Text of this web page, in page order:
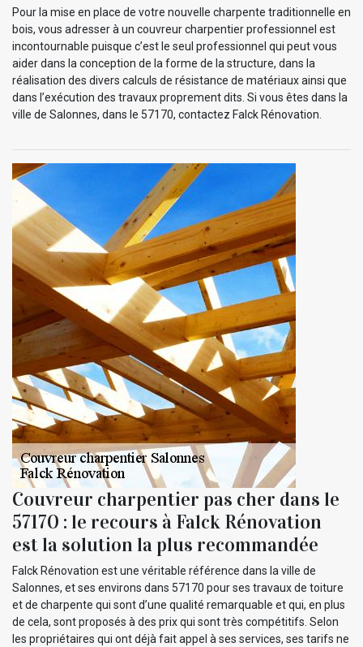
Pour la mise en place de votre nouvelle charpente traditionnelle en
bois, vous adresser à un couvreur charpentier professionnel est
incontournable puisque c’est le seul professionnel qui peut vous
aider dans la conception de la forme de la structure, dans la
réalisation des divers calculs de résistance de matériaux ainsi que
dans l’exécution des travaux proprement dits. Si vous êtes dans la
ville de Salonnes, dans le 57170, contactez Falck Rénovation.
Couvreur charpentier pas cher dans le
57170 : le recours à Falck Rénovation
est la solution la plus recommandée
Falck Rénovation est une véritable référence dans la ville de
Salonnes, et ses environs dans 57170 pour ses travaux de toiture
et de charpente qui sont d’une qualité remarquable et qui, en plus
de cela, sont proposés à des prix qui sont très compétitifs. Selon
les propriétaires qui ont déjà fait appel à ses services, ses tarifs ne